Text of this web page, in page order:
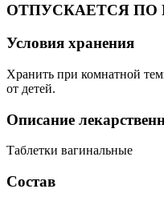
ОТПУСКАЕТСЯ ПО
Условия хранения
Хранить при комнатной
от детей.
Описание
Таблетки вагинальные
Состав